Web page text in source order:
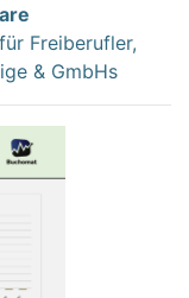
Freiberufler,
& GmbHs